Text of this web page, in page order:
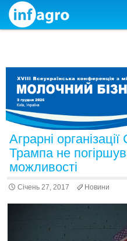
Skip to content
Аграрні
Трампа не
можливості
Січень 27, 2017 Новини